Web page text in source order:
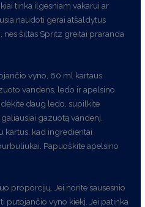
tinka ilgesniam vakarui ar
naudoti gerai atšaldytus
šiltas Spritz greitai praranda
vyno, 60 ml kartaus
vandens, ledo ir apelsino
daug ledo, supilkite
gazuotą vandenį.
kartus, kad ingredientai
Papuoškite apelsino
proporcijų. Jei norite sausesnio
putojančio vyno kiekį. Jei patinka